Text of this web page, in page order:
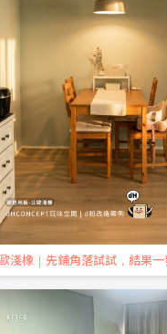
淺橡｜先鋪角落試試，結果